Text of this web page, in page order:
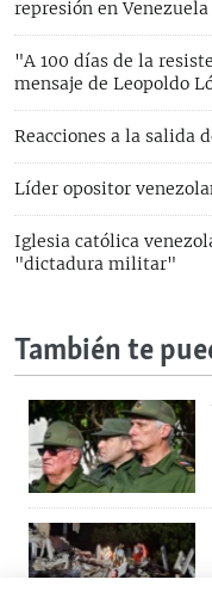
represión en Venezuela
"A 100 días de la
mensaje de Leopoldo
Reacciones a la salida
Líder opositor
Iglesia católica
"dictadura militar"
También te